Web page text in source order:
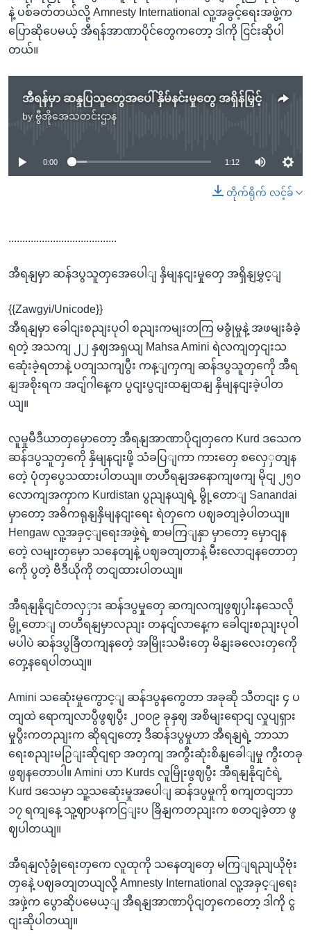
နဲ့ ပစ်ခတ်တယ်လို့ Amnesty International လူ့အခွင့်ရေးအဖွဲ့က
ပြောဆိုပေမယ့် အီရန်အာဏာပိုင်တွေကတော့ ဒါကို ငြင်းဆိုပါ
တယ်။
အီရန်မှာ ဆန္ဒပြသူတွေအပေါ် နှိမ်နင်းမှုတွေ အရှိန်မြှင့်
by ဗွီအိုအေသတင်းဌာန
No media source currently available
0:00 1:12
တိုက်ရိုက် လင့်ခ်
.......................................
အီရနျမှာ ဆန်ဒပွသူတှအေပေါျ နှိမျနငျးမှုတှေ အရှိနျမွှင့ျ
{{Zawgyi/Unicode}}
အီရနျမှာ ခေါငျးစညျးပုဝါ စညျးကမျးတကြ မခွုံမှုနဲ့ အဖမျးခံခဲ့
ရတဲ့ အသကျ ၂၂ နှဈအရှယျ Mahsa Amini ရဲလကျတှငျးသ
ဆေုံးခဲ့ရတာနဲ့ ပတျသကျပွီး ကန့ျကှကျ ဆန်ဒပွသူတှကေို အီရ
နျအစိုးရက အငျ်ဂါနေ့က ပွငျးပွငျးထနျထနျ နှိမျနငျးခဲ့ပါတ
ယျ။
လူမှုမီဒီယာတှမှောတော့ အီရနျအာဏာပိုငျတှကေ Kurd ဒသေက
ဆန်ဒပွသူတှကေို နှိမျနငျးဖို့ သံခပြျကာ ကားတှေ စလှေှတျန
တေဲ့ ပုံတှပွေသထားပါတယျ။ တဟီရနျအနောကျဖကျ မိုငျ ၂၅၀
လောကျအကှာက Kurdistan ပွညျနယျရဲ့ မွို့တောျ Sanandai
မှာတော့ အဓိကရုနျနှိမျနငျးရေး ရဲတှကေ ပဈခတျခဲ့ပါတယျ။
Hengaw လူ့အခှင့ျရေးအဖှဲ့ရဲ့ စာမကြျနှာ မှာတော့ မှောငျန
တေဲ့ လမျးတှမှော သနေတျနဲ့ ပဈခတျတာနဲ့ မီးလောငျနတောတှ
ကေို ပွတဲ့ ဗီဒီယိုကို တငျထားပါတယျ။
အီရနျနိုငျငံတလှှား ဆန်ဒပွမှုတှေ ဆကျလကျဖွဈပှါးနသေလို
မွို့တောျ တဟီရနျမှာလညျး တနငျ်လာနေ့က ခေါငျးစညျးပုဝါ
မပါပဲ ဆန်ဒပွခြီတကျနတေဲ့ အမြိုးသမီးတှေ မိနျးခလေးတှကေို
တှေ့နရေပါတယျ။
Amini သဆေုံးမှုကွောင့ျ ဆန်ဒပွနကွေတာ အခုဆို သီတငျး ၄ ပ
တျထဲ ရောကျလာပွီဖွဈပွီး ၂၀၀၉ ခုနှဈ အစိမျးရောငျ လှုပျရှား
မှုပွီးကတညျးက ဆိုရငျတော့ ဒီဆန်ဒပွမှုဟာ အီရနျရဲ့ ဘာသာ
ရေးစညျးမဉြျးဆိုငျရာ အတှကျ အကွီးဆုံးစိနျခေါျမှု ကွီးတခု
ဖွဈနတောပါ။ Amini ဟာ Kurds လူမြိုးဖွဈပွီး အီရနျနိုငျငံရဲ့
Kurd ဒသေမှာ သူ့သဆေုံးမှုအပေါျ ဆန်ဒပွမှုကို စကျတငျဘာ
၁၇ ရကျနေ့ သူ့ဈာပနကငြျးပ ခြိနျကတညျးက စတငျခဲ့တာ ဖွ
ဈပါတယျ။
အီရနျလုံခွုံရေးတှကေ လူထုကို သနေတျတှေ မကြျရညျယိုဗုံး
တှနေဲ့ ပဈခတျတယျလို့ Amnesty International လူ့အခှင့ျရေး
အဖှဲ့က ပွောဆိုပမေယ့ျ အီရနျအာဏာပိုငျတှကေတော့ ဒါကို ငွ
ငျးဆိုပါတယျ။